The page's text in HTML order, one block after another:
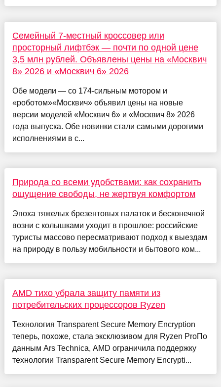
Семейный 7-местный кроссовер или
просторный лифтбэк — почти по одной цене
3,5 млн рублей. Объявлены цены на «Москвич
8» 2026 и «Москвич 6» 2026
Обе модели — со 174-сильным мотором и
«роботом»«Москвич» объявил цены на новые
версии моделей «Москвич 6» и «Москвич 8» 2026
года выпуска. Обе новинки стали самыми дорогими
исполнениями в с...
Природа со всеми удобствами: как сохранить
ощущение свободы, не жертвуя комфортом
Эпоха тяжелых брезентовых палаток и бесконечной
возни с колышками уходит в прошлое: российские
туристы массово пересматривают подход к выездам
на природу в пользу мобильности и бытового ком...
AMD тихо убрала защиту памяти из
потребительских процессоров Ryzen
Технология Transparent Secure Memory Encryption
теперь, похоже, стала эксклюзивом для Ryzen ProПо
данным Ars Technica, AMD ограничила поддержку
технологии Transparent Secure Memory Encrypti...